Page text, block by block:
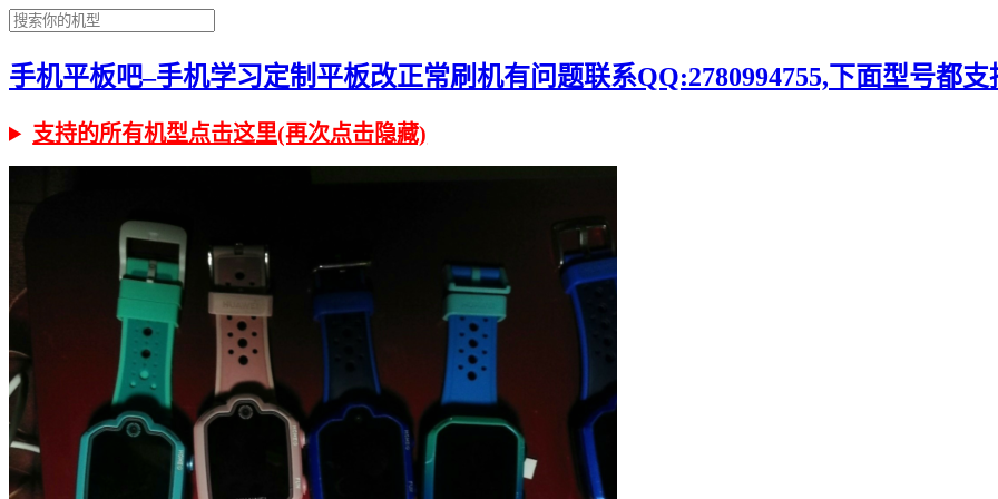
手机平板吧–手机学习定制平板改正常刷机有问题联系QQ:2780994755,下面型号都支
支持的所有机型点击这里(再次点击隐藏)